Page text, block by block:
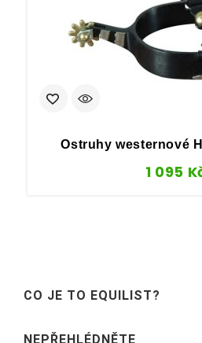
Ostruhy westernové
1 095
CO JE TO EQUILIST?
NEPŘEHLÉDNĚTE